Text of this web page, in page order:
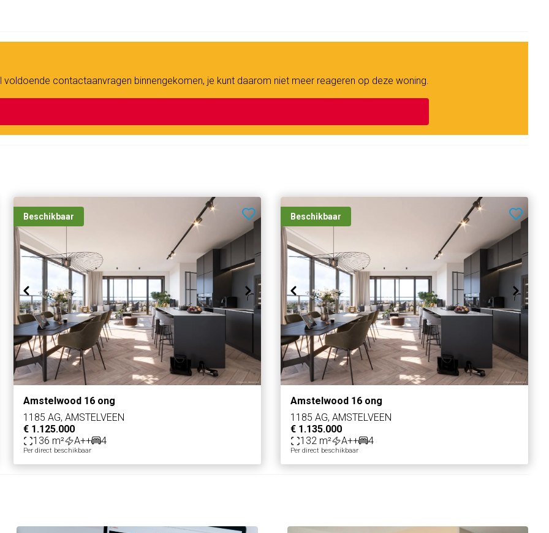
voldoende contactaanvragen binnengekomen, je kunt daarom niet meer reageren op deze woning.
Beschikbaar
Amstelwood 16 ong
1185 AG, AMSTELVEEN
€ 1.125.000
136 m²
A++ 4
Per direct beschikbaar
Beschikbaar
Amstelwood 16 ong
1185 AG, AMSTELVEEN
€ 1.135.000
132 m²
A++ 4
Per direct beschikbaar